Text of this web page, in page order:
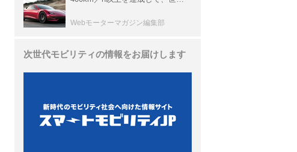
ーカークロニクル・完全版／
113】
Webモーターマガジン編集部
次世代モビリティの情報をお届けします